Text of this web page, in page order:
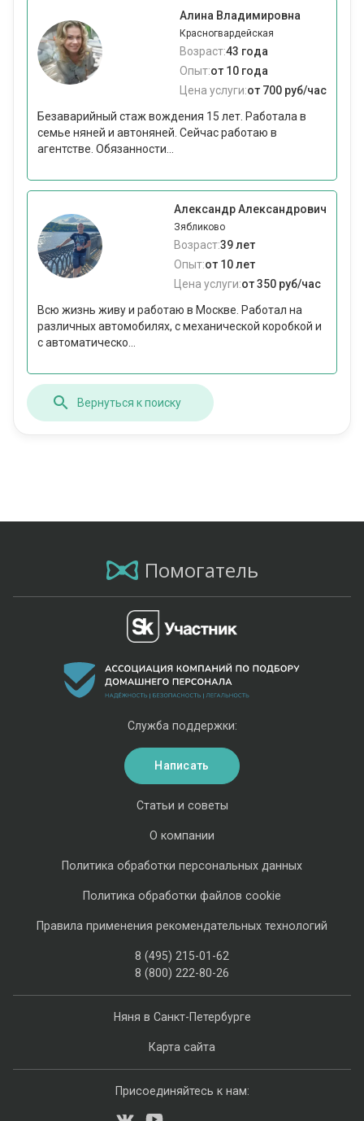
Алина Владимировна
Красногвардейская
Возраст:43 года
Опыт:от 10 года
Цена услуги:от 700 руб/час
Безаварийный стаж вождения 15 лет. Работала в
семье няней и автоняней. Сейчас работаю в
агентстве. Обязанности...
Александр Александрович
Зябликово
Возраст:39 лет
Опыт:от 10 лет
Цена услуги:от 350 руб/час
Всю жизнь живу и работаю в Москве. Работал на
различных автомобилях, с механической коробкой и
с автоматическо...
Вернуться к поиску
Помогатель
Няня в Санкт-Петербурге
Карта сайта
Статьи и советы
О компании
Политика обработки персональных данных
Политика обработки файлов cookie
Правила применения рекомендательных технологий
8 (495) 215-01-62
8 (800) 222-80-26
Служба поддержки:
Написать
Присоединяйтесь к нам: